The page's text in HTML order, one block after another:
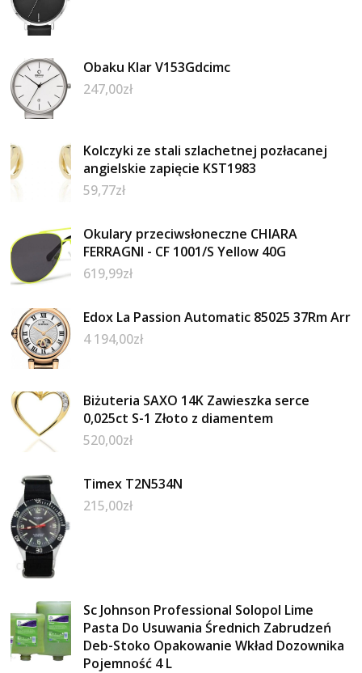
Obaku Klar V153Gdcimc
247,00zł
Kolczyki ze stali szlachetnej pozłacanej
angielskie zapięcie KST1983
59,77zł
Okulary przeciwsłoneczne CHIARA
FERRAGNI - CF 1001/S Yellow 40G
619,99zł
Edox La Passion Automatic 85025 37Rm Arr
4 194,00zł
Biżuteria SAXO 14K Zawieszka serce
0,025ct S-1 Złoto z diamentem
520,00zł
Timex T2N534N
215,00zł
Sc Johnson Professional Solopol Lime
Pasta Do Usuwania Średnich Zabrudzeń
Deb-Stoko Opakowanie Wkład Dozownika
Pojemność 4 L